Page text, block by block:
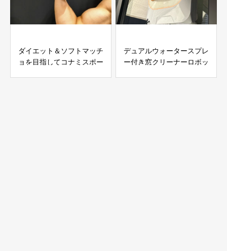
ダイエット＆ソフトマッチ
ョを目指してコナミスポー
デュアルウォータースプレ
ー付き窓クリーナーロボッ